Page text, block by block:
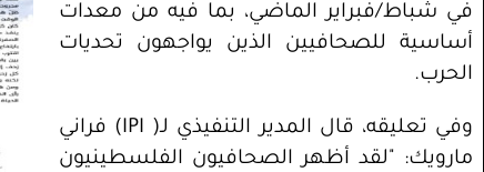
في شباط/فبراير الماضي، بما فيه من معدات
أساسية للصحافيين الذين يواجهون تحديات
الحرب.
وفي تعليقه، قال المدير التنفيذي لـ( IPI) فراني
مارويك: "لقد أظهر الصحافيون الفلسطينيون